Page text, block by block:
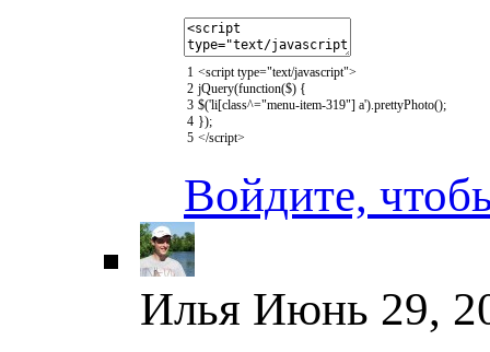
1
2
3
4
5
<script type="text/javascript">
jQuery(function($) {
$('li[class^="menu-item-319"] a') prettyPhoto();
});
</script>
Войдите,
Илья Июнь 29,